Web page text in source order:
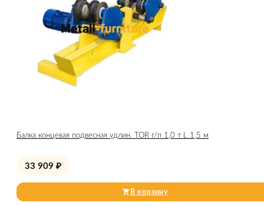
Балка концевая подвесная удлин. TOR г/п 1,0 т L 1,5 м
33 909 ₽
В корзину